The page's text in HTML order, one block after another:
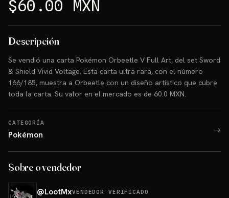
$60.00 MXN
Descripción
Se vendió una carta Pokémon Orbeetle V Full Art, del set Sword
& Shield Vivid Voltage. Esta carta ultra rara, con el número
166/185, muestra a Orbeetle con un diseño artístico que cubre
toda la carta. Su valor en el mercado es de 60.0 MXN.
CATEGORÍA
Pokémon →
Sobre o vendedor
@LootMxVENDEDOR VERIFICADO